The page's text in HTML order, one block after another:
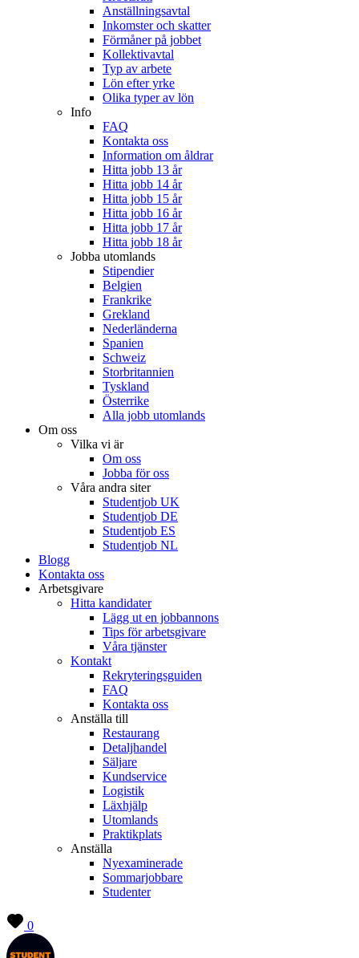
Anställningsavtal
Inkomster och skatter
Förmåner på jobbet
Kollektivavtal
Typ av arbete
Lön efter yrke
Olika typer av lön
Info
FAQ
Kontakta oss
Information om åldrar
Hitta jobb 13 år
Hitta jobb 14 år
Hitta jobb 15 år
Hitta jobb 16 år
Hitta jobb 17 år
Hitta jobb 18 år
Jobba utomlands
Stipendier
Belgien
Frankrike
Grekland
Nederländerna
Spanien
Schweiz
Storbritannien
Tyskland
Österrike
Alla jobb utomlands
Om oss
Vilka vi är
Om oss
Jobba för oss
Våra andra siter
Studentjob UK
Studentjob DE
Studentjob ES
Studentjob NL
Blogg
Kontakta oss
Arbetsgivare
Hitta kandidater
Lägg ut en jobbannons
Tips för arbetsgivare
Våra tjänster
Kontakt
Rekryteringsguiden
FAQ
Kontakta oss
Anställa till
Restaurang
Detaljhandel
Säljare
Kundservice
Logistik
Läxhjälp
Utomlands
Praktikplats
Anställa
Nyexaminerade
Sommarjobbare
Studenter
0